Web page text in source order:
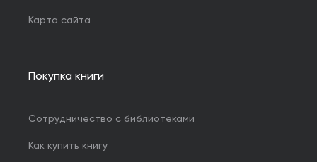
Карта сайта
Покупка книги
Сотрудничество с библиотеками
Как купить книгу